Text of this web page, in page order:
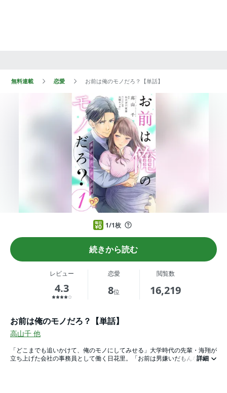
無料連載 恋愛 お前は俺のモノだろ？【単話】
1/1枚
続きから読む
レビュー 恋愛 閲覧数
4.3 8位 16,219
お前は俺のモノだろ？【単話】
高山千 他
「どこまでも追いかけて、俺のモノにしてみせる」大学時代の先輩・海翔が
立ち上げた会社の事務員として働く日花里。「お前は男嫌いだもんな？」今
詳細